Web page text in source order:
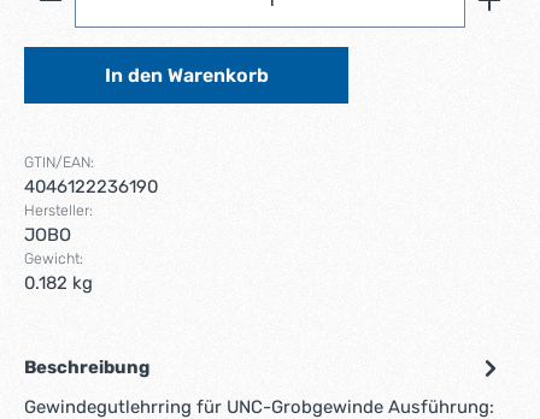
In den Warenkorb
GTIN/EAN:
4046122236190
Hersteller:
JOBO
Gewicht:
0.182 kg
Beschreibung
Gewindegutlehrring für UNC-Grobgewinde Ausführung: